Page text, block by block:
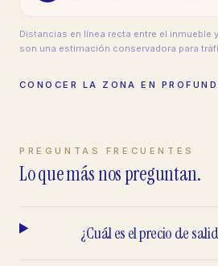
Distancias en línea recta entre el inmueble
son una estimación conservadora para
CONOCER LA ZONA EN
PREGUNTAS FRECUENTES
Lo que más nos preguntan.
¿Cuál es el precio de